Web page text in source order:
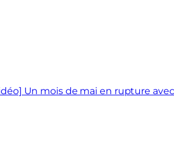
Un mois de mai en rupture